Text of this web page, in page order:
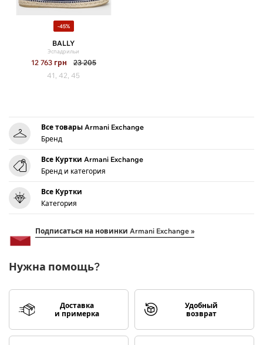
-45%
BALLY
Эспадрильи
12 763 грн
23 205
41, 42, 45
Все товары Armani Exchange
Бренд
Все Куртки Armani Exchange
Бренд и категория
Все Куртки
Категория
Подписаться на новинки Armani Exchange »
Нужна помощь?
Доставка
и примерка
Удобный
возврат